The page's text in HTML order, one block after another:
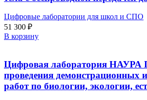
Цифровые лаборатории для школ и СПО
51 300 ₽
В корзину
Цифровая лаборатория
проведения демонстрационных
работ по биологии, экологии,